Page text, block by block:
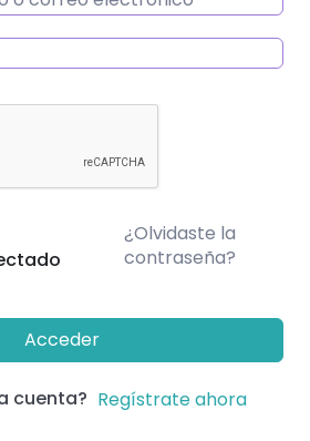
¿Olvidaste la
contraseña?
Acceder
cuenta? Regístrate ahora